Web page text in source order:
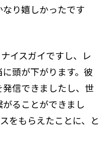
り嬉しかったです
イスガイですし、レ
頭が下がります。彼
信できましたし、世
ることができまし
をもらえたことに、と